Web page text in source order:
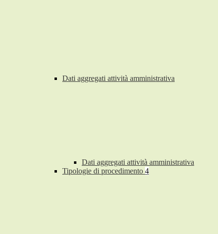
Dati aggregati attività amministrativa
Dati aggregati attività amministrativa
Tipologie di procedimento 4